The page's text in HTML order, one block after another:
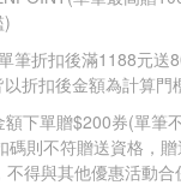
)
筆折扣後滿1188元送
折扣後金額為計算門
下單贈$200券(單筆
碼則不符贈送資格，
得與其他優惠活動合